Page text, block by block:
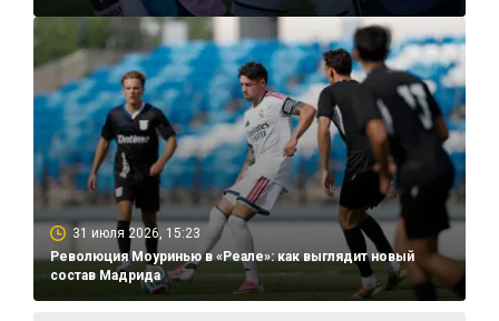
31 июля 2026, 15:23
Революция Моуринью в «Реале»: как выглядит новый
состав Мадрида